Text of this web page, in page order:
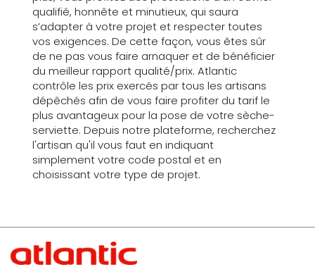
qualifié, honnête et minutieux, qui saura
s’adapter à votre projet et respecter toutes
vos exigences. De cette façon, vous êtes sûr
de ne pas vous faire arnaquer et de bénéficier
du meilleur rapport qualité/prix. Atlantic
contrôle les prix exercés par tous les artisans
dépêchés afin de vous faire profiter du tarif le
plus avantageux pour la pose de votre sèche-
serviette. Depuis notre plateforme, recherchez
l'artisan qu'il vous faut en indiquant
simplement votre code postal et en
choisissant votre type de projet.